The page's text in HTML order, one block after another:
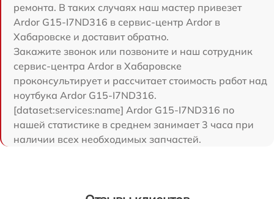
ремонта. В таких случаях наш мастер привезет
Ardor G15-I7ND316 в сервис-центр Ardor в
Хабаровске и доставит обратно.
Закажите звонок или позвоните и наш сотрудник
сервис-центра Ardor в Хабаровске
проконсультирует и рассчитает стоимость работ над
ноутбука Ardor G15-I7ND316.
[dataset:services:name] Ardor G15-I7ND316 по
нашей статистике в среднем занимает 3 часа при
наличии всех необходимых запчастей.